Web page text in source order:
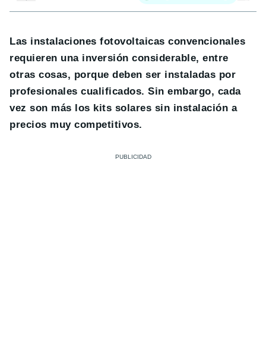
Las instalaciones fotovoltaicas convencionales
requieren una inversión considerable, entre
otras cosas, porque deben ser instaladas por
profesionales cualificados. Sin embargo, cada
vez son más los kits solares sin instalación a
precios muy competitivos.